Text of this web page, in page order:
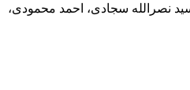
نصرالله سجادی، احمد محمودی،